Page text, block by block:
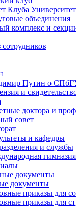
Клуба
объединения
комплекс и
Путин о
и
доктора и
совет
и кафедры
и службы
документы
документы
приказы для
приказы для